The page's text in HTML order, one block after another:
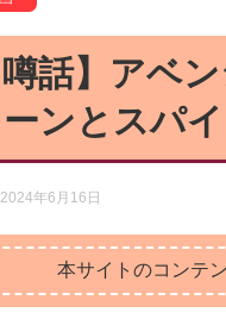
噂話】アベ
ンとスパ
2024年6月16日
本サイトのコンテ